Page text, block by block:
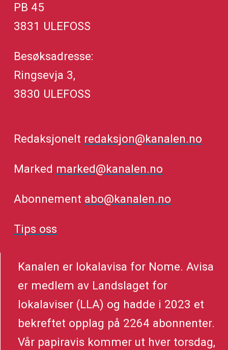
PB 45
3831 ULEFOSS
Besøksadresse:
Ringsevja 3,
3830 ULEFOSS
Redaksjonelt redaksjon@kanalen.no
Marked marked@kanalen.no
Abonnement abo@kanalen.no
Tips oss
Kanalen er lokalavisa for Nome. Avisa
er medlem av Landslaget for
lokalaviser (LLA) og hadde i 2023 et
bekreftet opplag på 2264 abonnenter.
Vår papiravis kommer ut hver torsdag,